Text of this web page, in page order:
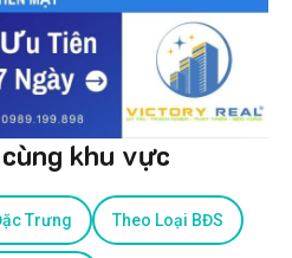
khu vực
Trưng Theo Loại BĐS